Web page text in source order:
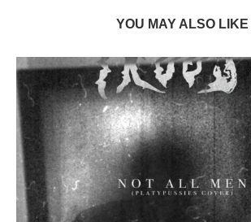
YOU MAY ALSO LIKE